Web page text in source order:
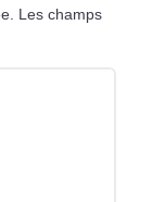
Les champs